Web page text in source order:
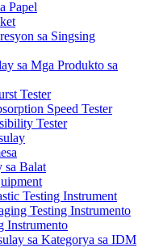
Papel
sa Singsing
sa Mga Produkto sa
Tester
Speed ​​Tester
Tester
sa Balat
Testing Instrument
Testing Instrumento
Instrumento
sa Kategorya sa IDM